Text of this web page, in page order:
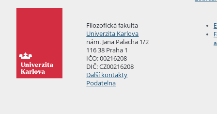
Filozofická fakulta
Univerzita Karlova
nám. Jana Palacha 1/2
116 38 Praha 1
IČO: 00216208
DIČ: CZ00216208
Další kontakty
Podatelna